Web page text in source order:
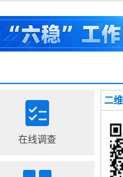
在线调查
二